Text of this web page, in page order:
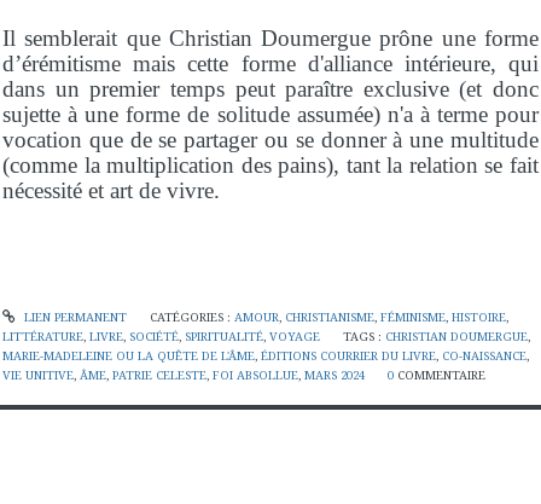
Il semblerait que Christian Doumergue prône une forme
d’érémitisme mais cette forme d'alliance intérieure, qui
dans un premier temps peut paraître exclusive (et donc
sujette à une forme de solitude assumée) n'a à terme pour
vocation que de se partager ou se donner à une multitude
(comme la multiplication des pains), tant la relation se fait
nécessité et art de vivre.
LIEN PERMANENT CATÉGORIES : AMOUR, CHRISTIANISME, FÉMINISME, HISTOIRE,
LITTÉRATURE, LIVRE, SOCIÉTÉ, SPIRITUALITÉ, VOYAGE TAGS : CHRISTIAN DOUMERGUE,
MARIE-MADELEINE OU LA QUÊTE DE L'ÂME, ÉDITIONS COURRIER DU LIVRE, CO-NAISSANCE,
VIE UNITIVE, ÂME, PATRIE CELESTE, FOI ABSOLLUE, MARS 2024 0 COMMENTAIRE